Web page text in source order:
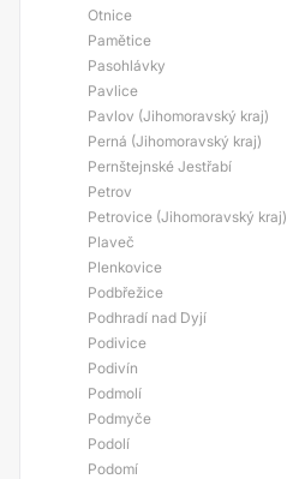
Otnice
Pamětice
Pasohlávky
Pavlice
Pavlov (Jihomoravský kraj)
Perná (Jihomoravský kraj)
Pernštejnské Jestřabí
Petrov
Petrovice (Jihomoravský kraj)
Plaveč
Plenkovice
Podbřežice
Podhradí nad Dyjí
Podivice
Podivín
Podmolí
Podmyče
Podolí
Podomí